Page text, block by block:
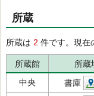
所蔵
所蔵は 2 件です。現在
所蔵館 所蔵
中央
書庫